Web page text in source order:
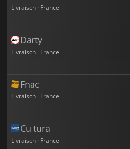
Livraison · France
Darty
Livraison · France
Fnac
Livraison · France
Cultura
Livraison · France